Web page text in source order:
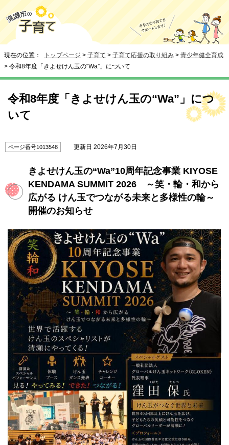
現在の位置： トップページ > 子育て > 子育て応援の取り組み > 青少年健全育成
> 令和8年度「きよせけん玉の“Wa”」について
令和8年度「きよせけん玉の“Wa”」につ
いて
ページ番号1013548 更新日 2026年7月30日
きよせけん玉の“Wa”10周年記念事業 KIYOSE
KENDAMA SUMMIT 2026 ～笑・輪・和から
広がる けん玉でつながる未来と多様性の輪～
開催のお知らせ